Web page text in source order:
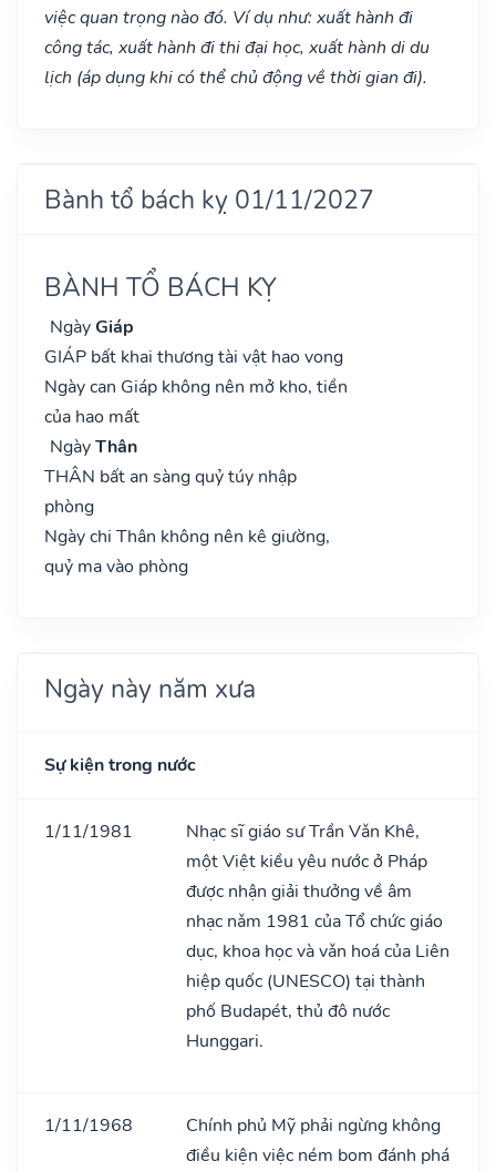
việc quan trọng nào đó. Ví dụ như: xuất hành đi
công tác, xuất hành đi thi đại học, xuất hành di du
lịch (áp dụng khi có thể chủ động về thời gian đi).
Bành tổ bách kỵ 01/11/2027
BÀNH TỔ BÁCH KỴ
NgàyGiáp
GIÁP bất khai thương tài vật hao vong
Ngày can Giáp không nên mở kho, tiền
của hao mất
NgàyThân
THÂN bất an sàng quỷ túy nhập
phòng
Ngày chi Thân không nên kê giường,
quỷ ma vào phòng
Ngày này năm xưa
Sự kiện trong nước
1/11/1981
Nhạc sĩ giáo sư Trần Vǎn Khê,
một Việt kiều yêu nước ở Pháp
được nhận giải thưởng về âm
nhạc nǎm 1981 của Tổ chức giáo
dục, khoa học và vǎn hoá của Liên
hiệp quốc (UNESCO) tại thành
phố Budapét, thủ đô nước
Hunggari.
1/11/1968
Chính phủ Mỹ phải ngừng không
điều kiện việc ném bom đánh phá